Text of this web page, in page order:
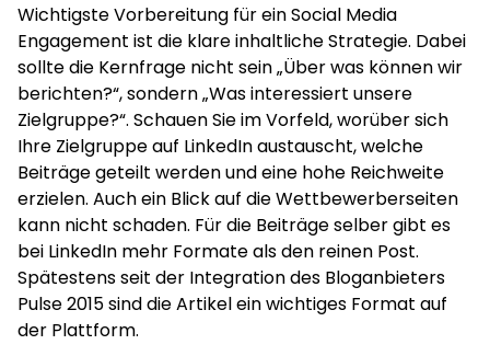
Wichtigste Vorbereitung für ein Social Media
Engagement ist die klare inhaltliche Strategie. Dabei
sollte die Kernfrage nicht sein „Über was können wir
berichten?“, sondern „Was interessiert unsere
Zielgruppe?“. Schauen Sie im Vorfeld, worüber sich
Ihre Zielgruppe auf LinkedIn austauscht, welche
Beiträge geteilt werden und eine hohe Reichweite
erzielen. Auch ein Blick auf die Wettbewerberseiten
kann nicht schaden. Für die Beiträge selber gibt es
bei LinkedIn mehr Formate als den reinen Post.
Spätestens seit der Integration des Bloganbieters
Pulse 2015 sind die Artikel ein wichtiges Format auf
der Plattform.